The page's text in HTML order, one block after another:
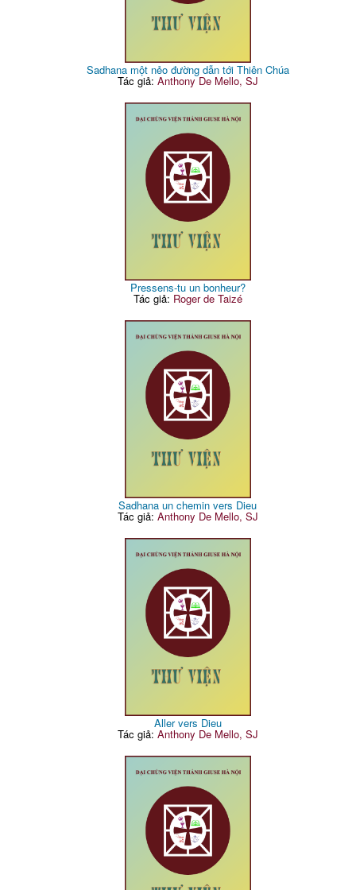
Sadhana một nẻo đường dẫn tới Thiên Chúa
Tác giả: Anthony De Mello, SJ
Pressens-tu un bonheur?
Tác giả: Roger de Taizé
Sadhana un chemin vers Dieu
Tác giả: Anthony De Mello, SJ
Aller vers Dieu
Tác giả: Anthony De Mello, SJ